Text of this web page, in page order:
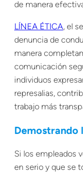
de manera
LÍNEA ÉTICA, el
denuncia de
manera
comunicación
individuos
represalias,
trabajo más
Demostrando
Si los empleados
en serio y que se